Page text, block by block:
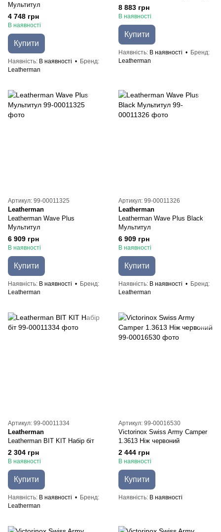
Мультитул
4 748 грн
В наявності
Купити
Наявність В наявності
Бренд
Leatherman
8 883 грн
В наявності
Купити
Наявність В наявності
Бренд
Leatherman
Артикул: 99-00011325
Leatherman
Leatherman Wave Plus
Мультитул
6 909 грн
В наявності
Купити
Наявність В наявності
Бренд
Leatherman
Артикул: 99-00011326
Leatherman
Leatherman Wave Plus Black
Мультитул
6 909 грн
В наявності
Купити
Наявність В наявності
Бренд
Leatherman
Артикул: 99-00011334
Leatherman
Leatherman BIT KIT Набір біт
2 304 грн
В наявності
Купити
Наявність В наявності
Бренд
Leatherman
Артикул: 99-00016530
Victorinox Swiss Army Camper
1.3613 Ніж червоний
2 444 грн
В наявності
Купити
Наявність В наявності